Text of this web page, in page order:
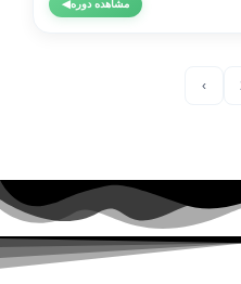
مشاهده دوره◀
›